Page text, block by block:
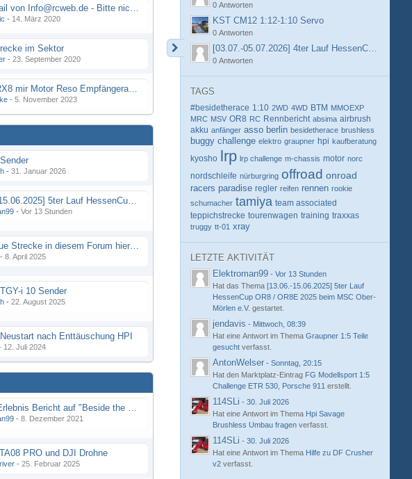
Spammail von Info@rcweb.de - Bitte nicht auf den Link klicken
- 14. März 2020
im Sektor
- 23. September 2020
X-Ray RX8 mir Motor Reso Empfängerakku
- 5. November 2023
- 31. Januar 2026
[13.06.-15.06.2025] 5ter Lauf HessenCup OR8 / OR8E 2025 beim MSC Ober-Mörlen e.V.
- Vor 13 Stunden
Eure neue Strecke in diesem Forum hier posten
- 8. April 2025
i 10 Sender
- 22. August 2025
nach Enttäuschung HPI
12. Juli 2024
Renn / Erlebnis Bericht auf "Beside the Race"
- 8. Dezember 2021
PRO und DJI Drohne
- 25. Februar 2025
0 Antworten
KST CM12 1:12-1:10 Servo
0 Antworten
[03.07.-05.07.2026] 4ter Lauf HessenCup OR8 /
0 Antworten
TAGS
#besidetherace 1:10 2WD 4WD BTM MMOEXP
MRC MSV OR8 RC Rennbericht absima airbrush
akku anfänger asso berlin besidetherace brushless
buggy challenge elektro graupner hpi kaufberatung
kyosho lrp lrp challenge m-chassis motor norc
nordschleife nürburgring offroad onroad
racers paradise regler reifen rennen rookie
schumacher tamiya team associated
teppichstrecke tourenwagen training traxxas
truggy tt-01 xray
LETZTE AKTIVITÄT
Elektroman99 - Vor 13 Stunden
Hat das Thema [13.06.-15.06.2025] 5ter Lauf
HessenCup OR8 / OR8E 2025 beim MSC Ober-
Mörlen e.V. gestartet.
jendavis - Mittwoch, 08:39
Hat eine Antwort im Thema Graupner 1:5 Teile
gesucht verfasst.
AntonWelser - Sonntag, 20:15
Hat den Marktplatz-Eintrag FG Modellsport 1:5
Challenge ETR 530, Porsche 911 erstellt.
114SLi - 30. Juli 2026
Hat eine Antwort im Thema Hpi Savage
Brushless Umbau fragen verfasst.
114SLi - 30. Juli 2026
Hat eine Antwort im Thema Hilfe zu DF Crusher
v2 verfasst.